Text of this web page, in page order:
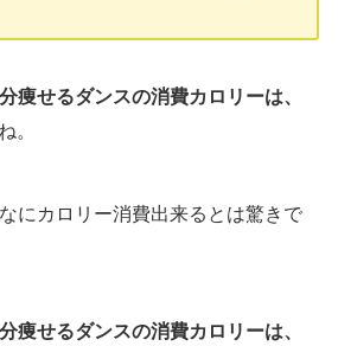
痩せるダンスの消費カロリーは、
。
にカロリー消費出来るとは驚きで
痩せるダンスの消費カロリーは、